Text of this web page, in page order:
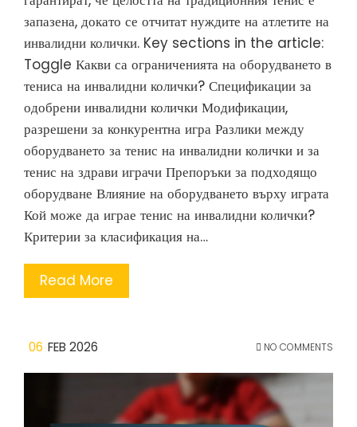
запазена, докато се отчитат нуждите на атлетите на
инвалидни колички. Key sections in the article:
Toggle Какви са ограниченията на оборудването в
тениса на инвалидни колички? Спецификации за
одобрени инвалидни колички Модификации,
разрешени за конкурентна игра Разлики между
оборудването за тенис на инвалидни колички и за
тенис на здрави играчи Препоръки за подходящо
оборудване Влияние на оборудването върху играта
Кой може да играе тенис на инвалидни колички?
Критерии за класификация на…
Read More
06 FEB 2026 NO COMMENTS